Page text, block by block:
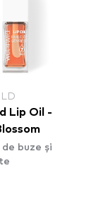
Lip Oil -
buze și